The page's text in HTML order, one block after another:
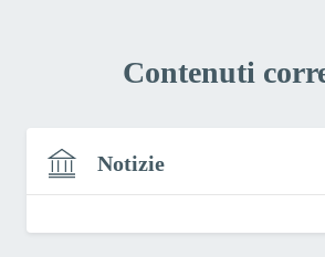
Contenuti
Notizie